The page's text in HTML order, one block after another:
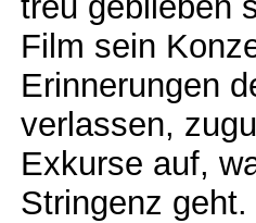
Film sein
Erinnerungen
verlassen,
Exkurse auf,
Stringenz geht.